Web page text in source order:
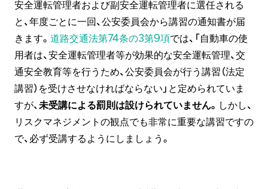
安全運転管理者および副安全運転管理者に選任される
と、年度ごとに一回、公安委員会から講習の通知書が届
きます。 道路交通法第74条の3第9項では、「自動車の使
用者は、安全運転管理者等が効果的な安全運転管理、交
通安全教育等を行うため、公安委員会が行う講習（法定
講習）を受けさせなければならない」と定められていま
すが、 未受講による罰則は設けられていません。 しかし、
リスクマネジメントの観点でも非常に重要な講習ですの
で、必ず受講するようにしましょう。